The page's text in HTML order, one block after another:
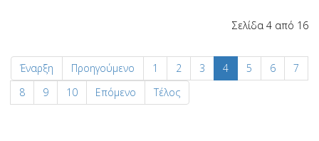
Σελίδα 4 από 16
Έναρξη Προηγούμενο 1 2 3 4 5 6
7
8
9 10 Επόμενο Τέλος